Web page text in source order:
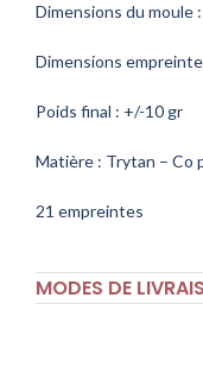
Dimensions du moule
Dimensions
Poids final : +/-10 gr
Matière : Trytan – Co
21 empreintes
MODES DE